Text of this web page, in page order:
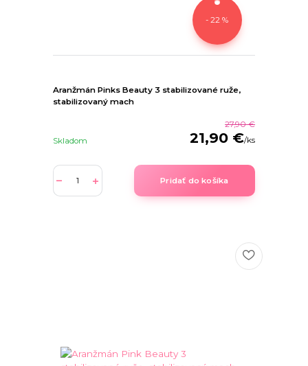
- 22 %
Aranžmán Pinks Beauty 3 stabilizované ruže,
stabilizovaný mach
27,90 €
21,90 €/ks
Skladom
Pridať do košíka